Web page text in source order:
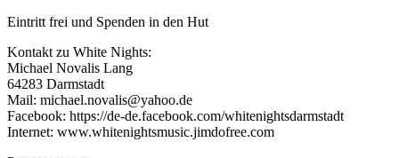
Eintritt frei und Spenden in den Hut
Kontakt zu White Nights:
Michael Novalis Lang
64283 Darmstadt
Mail: michael.novalis@yahoo.de
Facebook: https://de-de.facebook.com/whitenightsdarmstadt
Internet: www.whitenightsmusic.jimdofree.com